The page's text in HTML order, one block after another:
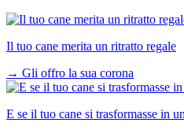
Il tuo cane merita un ritratto regale
→ Gli offro la sua corona
E se il tuo cane si trasformasse in